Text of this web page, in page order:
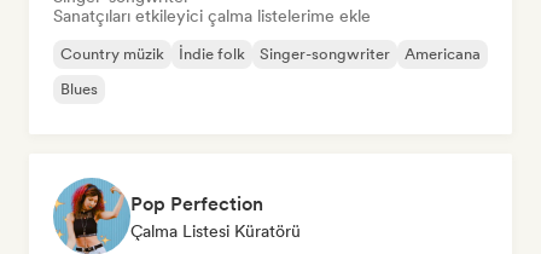
Sanatçıları etkileyici çalma listelerime ekle
Country müzik İndie folk Singer-songwriter
Americana
Blues
Pop Perfection
Çalma Listesi Küratörü